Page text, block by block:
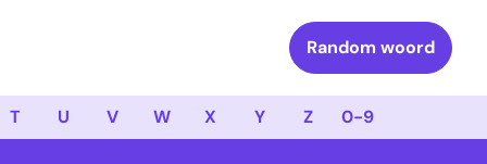
Random woord
T U V W X Y Z 0-9